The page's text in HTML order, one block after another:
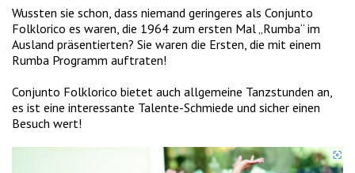
Wussten sie schon, dass niemand geringeres als Conjunto
Folklorico es waren, die 1964 zum ersten Mal „Rumba“ im
Ausland präsentierten? Sie waren die Ersten, die mit einem
Rumba Programm auftraten!
Conjunto Folklorico bietet auch allgemeine Tanzstunden an,
es ist eine interessante Talente-Schmiede und sicher einen
Besuch wert!